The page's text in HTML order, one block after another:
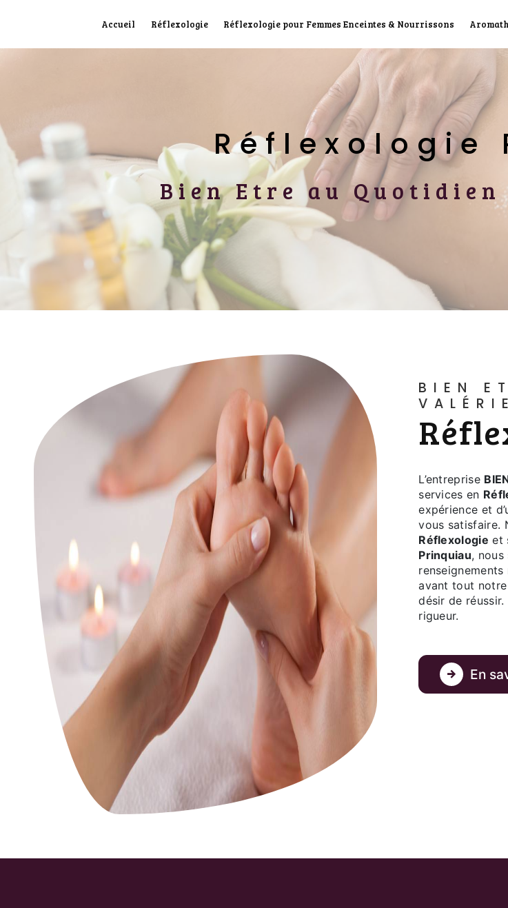
Accueil Réflexologie Réflexologie pour Femmes Enceintes & Nourrissons
Réflexologie
Bien Etre au Quotidien
BIEN ETRE AU QUOTIDIEN -
L’entreprise
services en
expérience et
vous satisfaire.
Réflexologie et
Prinquiau,
avant tout
désir de
rigueur.
En